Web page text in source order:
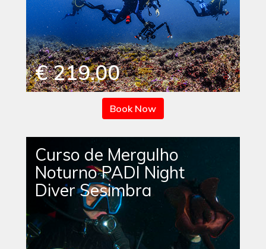
€ 219.00
Book Now
Curso de Mergulho
Noturno PADI Night
Diver Sesimbra